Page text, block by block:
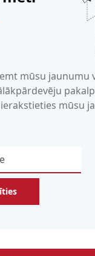
mūsu jaunumu
mūsu